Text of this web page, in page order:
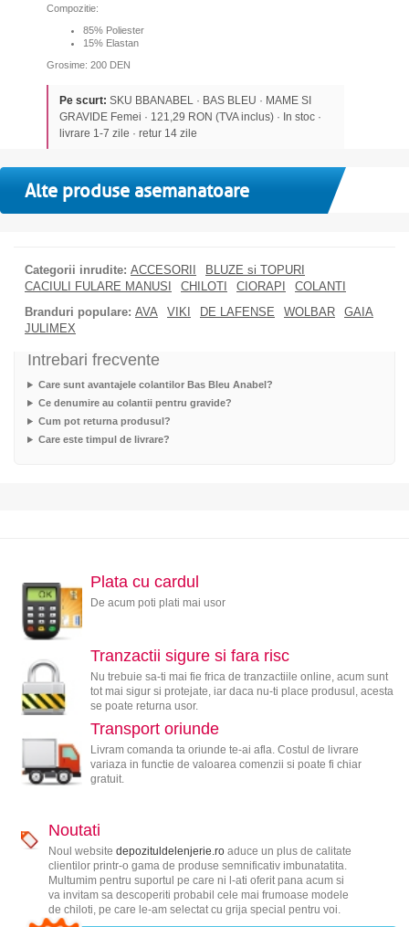
Compozitie:
85% Poliester
15% Elastan
Grosime: 200 DEN
Pe scurt: SKU BBANABEL · BAS BLEU · MAME SI
GRAVIDE Femei · 121,29 RON (TVA inclus) · In stoc ·
livrare 1-7 zile · retur 14 zile
Alte produse asemanatoare
Categorii inrudite: ACCESORII
BLUZE si TOPURI
CACIULI FULARE MANUSI
CHILOTI CIORAPI
COLANTI
Branduri populare: AVA VIKI DE LAFENSE WOLBAR
GAIA
JULIMEX
Intrebari frecvente
Care sunt avantajele colantilor Bas Bleu Anabel?
Ce denumire au colantii pentru gravide?
Cum pot returna produsul?
Care este timpul de livrare?
Plata cu cardul
De acum poti plati mai usor
Tranzactii sigure si fara risc
Nu trebuie sa-ti mai fie frica de tranzactiile online, acum sunt
tot mai sigur si protejate, iar daca nu-ti place produsul, acesta
se poate returna usor.
Transport oriunde
Livram comanda ta oriunde te-ai afla. Costul de livrare
variaza in functie de valoarea comenzii si poate fi chiar
gratuit.
Noutati
Noul website depozituldelenjerie.roaduce un plus de calitate
clientilor printr-o gama de produse semnificativ imbunatatita.
Multumim pentru suportul pe care ni l-ati oferit pana acum si
va invitam sa descoperiti probabil cele mai frumoase modele
de chiloti, pe care le-am selectat cu grija special pentru voi.